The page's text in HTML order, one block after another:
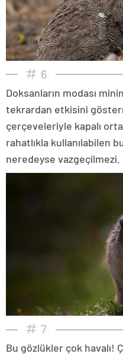
6
Doksanların modası
tekrardan etkisini
çerçeveleriyle kapalı
rahatlıkla kullanılabilen
neredeyse vazgeçilmezi.
7
Bu gözlükler çok havalı!